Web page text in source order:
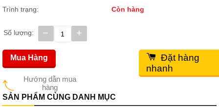
Trình trạng: Còn hàng
Số lượng: +
−
Hướng dẫn mua
hàng
Mua Hàng
Đặt hàng
nhanh
SẢN PHẨM CÙNG DANH MỤC